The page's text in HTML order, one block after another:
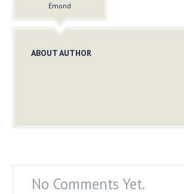
Émond
ABOUT AUTHOR
No Comments Yet.